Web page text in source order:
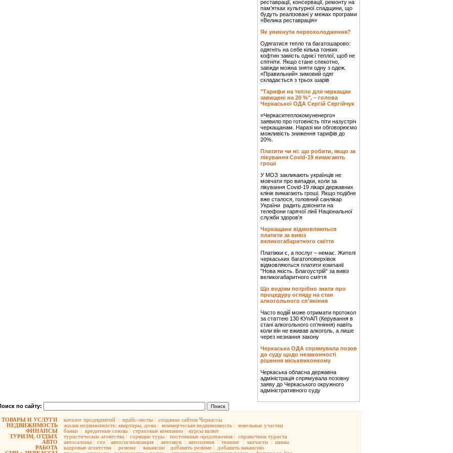
реставрації, консервації, ремонту на
пам’ятках культурної спадщини, що
будуть реалізовані у межах програми
«Велика реставрація»
Як уникнути переохолодження?
Одягатися тепло та багатошарово:
одягніть на себе кілька тонких
кофтин замість однієї теплої, щоб не
спітніти. Якщо стане спекотно,
завжди можна зняти одну з одеж.
«Правильний» зимовий одяг
складається з трьох шарів
"Тарифи на тепло для черкащан
завищені на 20 %", – голова
Черкаської ОДА Сергій Сергійчук
«Черкаситеплокомуненерго»
заявило про готовність піти назустріч
черкащанам. Наразі ми обговорюємо
можливість зниження тарифів до
20%.
Платити чи ні: що робити, якщо за
лікування Covid-19 вимагають
гроші
У МОЗ закликають українців не
мовчати про випадки, коли за
лікування Covid-19 лікарі державних
клінік вимагають гроші. Якщо подібне
вже сталося, головний санлікар
України радить дзвонити на
телефони гарячої лінії Національної
служби здоров'я
Черкащани відмовляються
платити за вивіз
великогабаритного сміття
Платіжки є, а послуг – немає. Жителі
черкаських багатоповерхівок
відмовляються платити компанії
"Нова якість. Благоустрій" за вивіз
великогабаритного сміття
Що водіям потрібно знати про
процедуру огляду на стан
алкогольного сп’яніння
Часто водій може отримати протокол
за статтею 130 КУпАП (Керування в
стані алкогольного сп’яніння) навіть
коли він не вживав алкоголь, а лише
через незнання закону
Черкаська ОДА спрямувала позов
до суду щодо незаконності
рішення міськвиконкому
Черкаська обласна державна
адміністрація спрямувала позовну
заяву до Черкаського окружного
адміністративного суду
по сайту:
ТОВАРЫ И УСЛУГИ
НЕДВИЖИМОСТЬ
ФИНАНСЫ
ТУРИЗМ, ОТДЫХ
АВТО
РАБОТА
каталог предприятий | прайс-листы | создание сайтов Черкассы
жилая недвижимость: квартиры, дома | коммерческая недвижимость | земельные участки
банки | кредитные союзы | страховые компании | курсы валют
туристические агентства | горящие туры | постоянные предложения | справочник туриста
автосалоны | сто | автосигнализация | автозвук | автохимия | тюнинг | запчасти | шины
кадровые агентства | резюме | вакансии | добавить резюме | добавить вакансию